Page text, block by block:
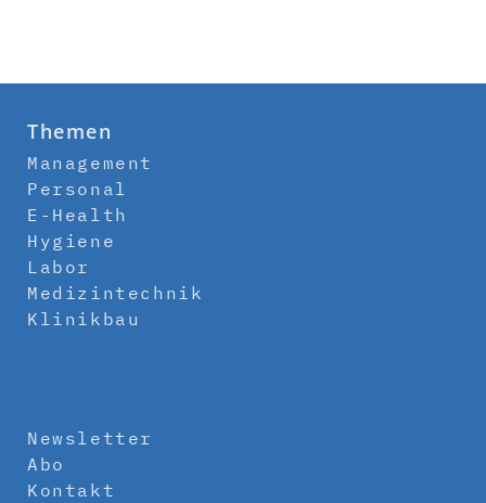
Themen
Management
Personal
E-Health
Hygiene
Labor
Medizintechnik
Klinikbau
Newsletter
Abo
Kontakt